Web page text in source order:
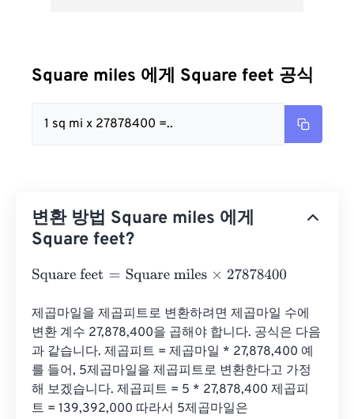
Square miles 에게 Square feet 공식
1 sq mi x 27878400 =..
변환 방법 Square miles 에게
Square feet?
Square feet= Square miles×27878400
제곱마일을 제곱피트로 변환하려면 제곱마일 수에
변환 계수 27,878,400을 곱해야 합니다. 공식은 다음
과 같습니다. 제곱피트 = 제곱마일 * 27,878,400 예
를 들어, 5제곱마일을 제곱피트로 변환한다고 가정
해 보겠습니다. 제곱피트 = 5 * 27,878,400 제곱피
트 = 139,392,000 따라서 5제곱마일은